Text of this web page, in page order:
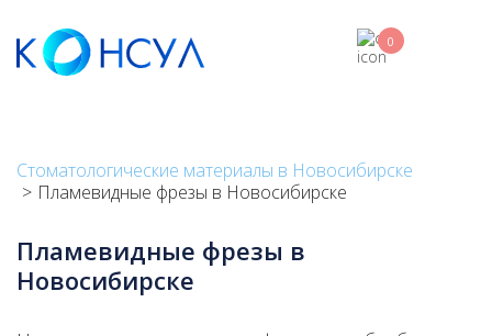
main
content
0
Стоматологические материалы в Новосибирске
Пламевидные фрезы в Новосибирске
Пламевидные фрезы в
Новосибирске